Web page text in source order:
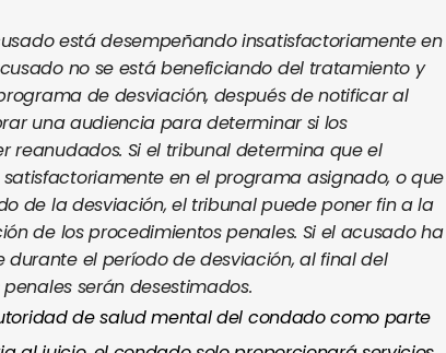
está desempeñando insatisfactoriamente en
no se está beneficiando del tratamiento y
de desviación, después de notificar al
una audiencia para determinar si los
reanudados. Si el tribunal determina que el
en el programa asignado, o que
de la desviación, el tribunal puede poner fin a la
de los procedimientos penales. Si el acusado ha
el período de desviación, al final del
serán desestimados.
de salud mental del condado como parte